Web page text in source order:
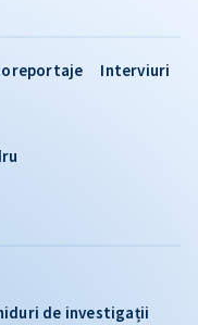
de investigații
Interviuri